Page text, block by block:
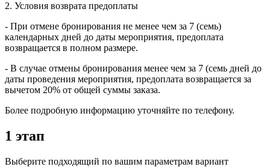
2. Условия возврата предоплаты
- При отмене бронирования не менее чем за 7 (семь)
календарных дней до даты мероприятия, предоплата
возвращается в полном размере.
- В случае отмены бронирования менее чем за 7 (семь дней до
даты проведения мероприятия, предоплата возвращается за
вычетом 20% от общей суммы заказа.
Более подробную информацию уточняйте по телефону.
1 этап
Выберите подходящий по вашим параметрам вариант